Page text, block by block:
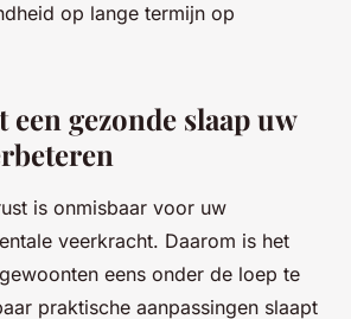
op lange termijn op
gezonde slaap uw
is onmisbaar voor uw
veerkracht. Daarom is het
eens onder de loep te
praktische aanpassingen slaapt